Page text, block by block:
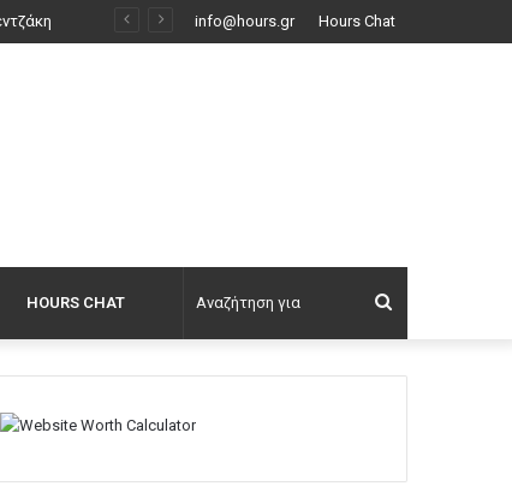
info@hours.gr Hours Chat
HOURS CHAT
για